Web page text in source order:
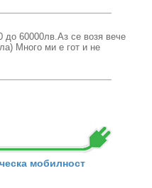
до 60000лв.Аз се возя вече
Много ми е гот и не
мобилност